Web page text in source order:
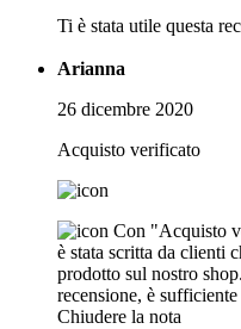
Ti è stata utile questa
Arianna
26 dicembre 2020
Acquisto verificato
Con "Acquisto
è stata scritta da clienti
prodotto sul nostro
recensione, è
Chiudere la nota